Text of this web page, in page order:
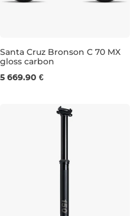
Darček
Santa Cruz Bronson C 70 MX
gloss carbon
5 669.90 €